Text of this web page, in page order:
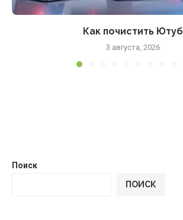
Как почистить Ютуб
3 августа, 2026
Поиск
ПОИСК